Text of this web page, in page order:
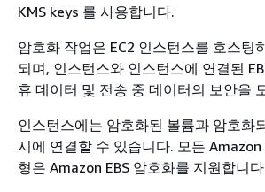
KMS keys 를 사용합니다.
암호화 작업은 EC2 인스턴스를 호스팅
되며, 인스턴스와 인스턴스에 연결된
휴 데이터 및 전송 중 데이터의 보안을
인스턴스에는 암호화된 볼륨과 암호화
시에 연결할 수 있습니다. 모든 Amazon
형은 Amazon EBS 암호화를 지원합니